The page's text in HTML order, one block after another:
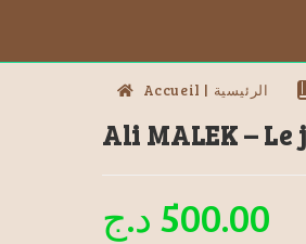
Accueil | الرئيسية
Ali MALEK –
500.00 د.ج